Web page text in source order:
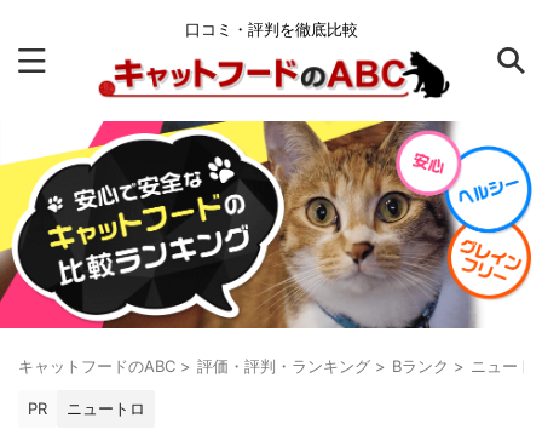
口コミ・評判を徹底比較
キャットフードのABC > 評価・評判・ランキング > Bランク > ニュート
PR ニュートロ